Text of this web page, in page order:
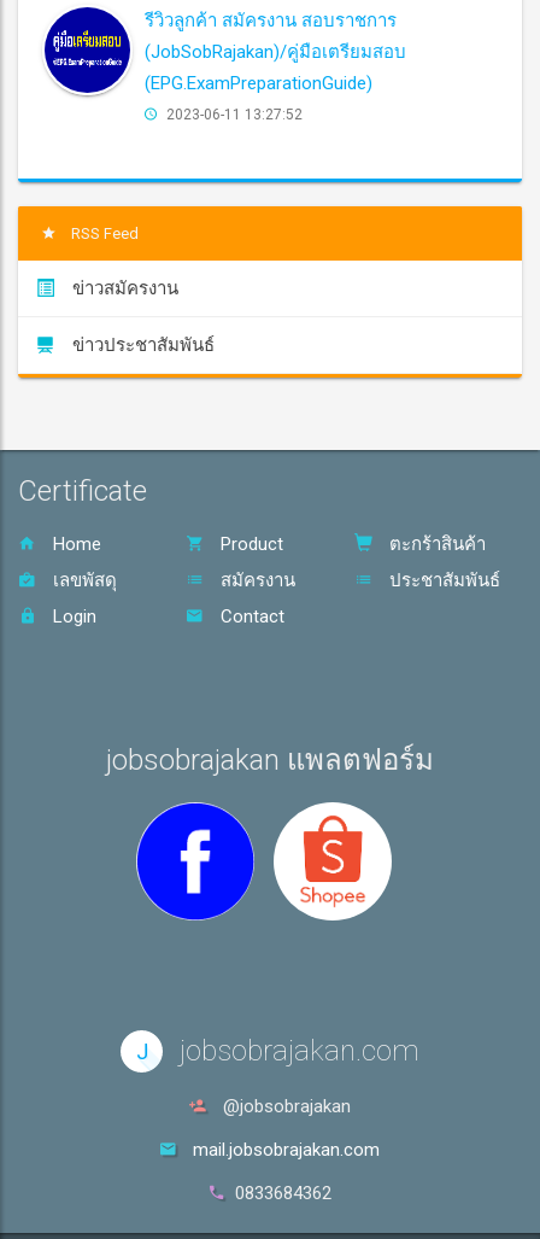
รีวิวลูกค้า สมัครงาน สอบราชการ
(JobSobRajakan)/คู่มือเตรียมสอบ
(EPG.ExamPreparationGuide)
2023-06-11 13:27:52
RSS Feed
ข่าวสมัครงาน
ข่าวประชาสัมพันธ์
Certificate
Home Product
ตะกร้าสินค้า
เลขพัสดุ
สมัครงาน
ประชาสัมพันธ์
Login
Contact
jobsobrajakan แพลตฟอร์ม
J jobsobrajakan.com
@jobsobrajakan
mail.jobsobrajakan.com
0833684362